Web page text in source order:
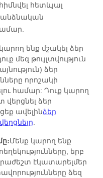
հետևյալ
անձնական
ենք մշակել ձեր
մեզ թույլտվություն
ձեր
որոշակի
համար: Դուք կարող
ձեր
ավելինձեր
Մենք կարող ենք
երբ
էկատարելմեր
ձեզ